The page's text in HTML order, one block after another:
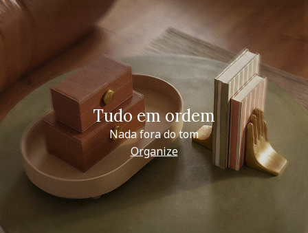
Tudo em ordem
Nada fora do tom
Organize